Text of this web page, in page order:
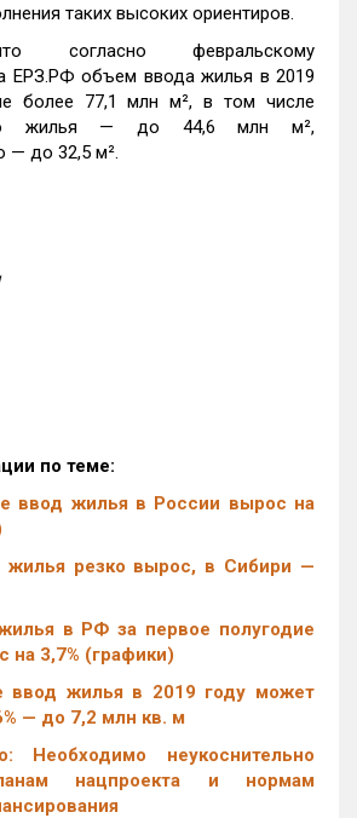
таких высоких ориентиров.
согласно февральскому
ЕРЗ.РФ объем ввода жилья в 2019
более 77,1 млн м², в том числе
жилья — до 44,6 млн м²,
— до 32,5 м².
по теме:
ввод жилья в России вырос на
резко вырос, в Сибири —
в РФ за первое полугодие
на 3,7% (графики)
ввод жилья в 2019 году может
— до 7,2 млн кв. м
Необходимо неукоснительно
нацпроекта и нормам